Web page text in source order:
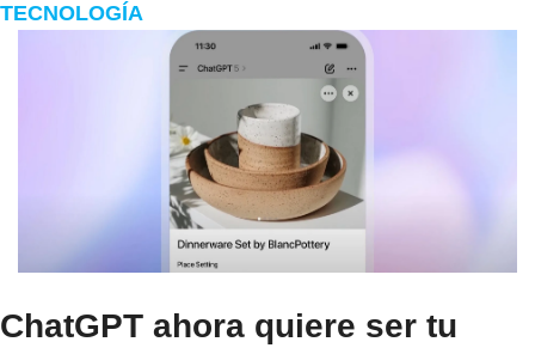
TECNOLOGÍA
ChatGPT ahora quiere ser tu